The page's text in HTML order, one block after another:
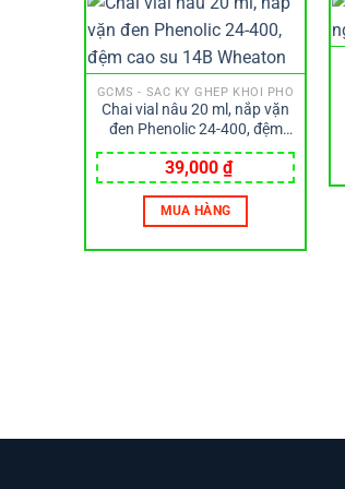
GCMS - SẮC KÝ GHÉP KHỐI PHỔ
Chai vial nâu 20 ml, nắp vặn
đen Phenolic 24-400, đệm
cao su 14B Wheaton
39,000 ₫
MUA HÀNG